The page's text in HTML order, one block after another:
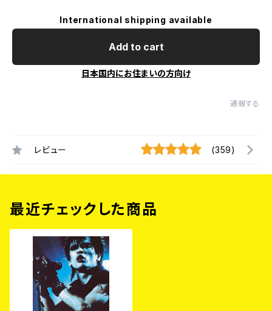
International shipping available
Add to cart
日本国内にお住まいの方向け
通報する
レビュー (359)
最近チェックした商品